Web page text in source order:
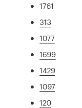
1761
313
1077
1699
1429
1097
120